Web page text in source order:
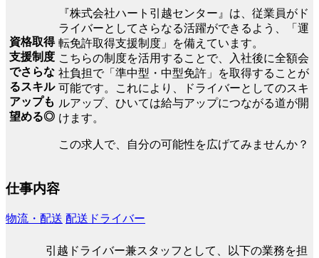
資格取得
支援制度
でさらな
るスキル
アップも
望める◎
『株式会社ハート引越センター』は、従業員がド
ライバーとしてさらなる活躍ができるよう、「運
転免許取得支援制度」を備えています。
こちらの制度を活用することで、入社後に全額会
社負担で「準中型・中型免許」を取得することが
可能です。これにより、ドライバーとしてのスキ
ルアップ、ひいては給与アップにつながる道が開
けます。
この求人で、自分の可能性を広げてみませんか？
仕事内容
物流・配送 配送ドライバー
引越ドライバー兼スタッフとして、以下の業務を担